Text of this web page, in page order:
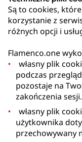
Są to cookies,
korzystanie z
różnych opcji i
Flamenco.one
własny plik
podczas
pozostaje na
zakończenia sesji.
własny plik
użytkownika
przechowywany